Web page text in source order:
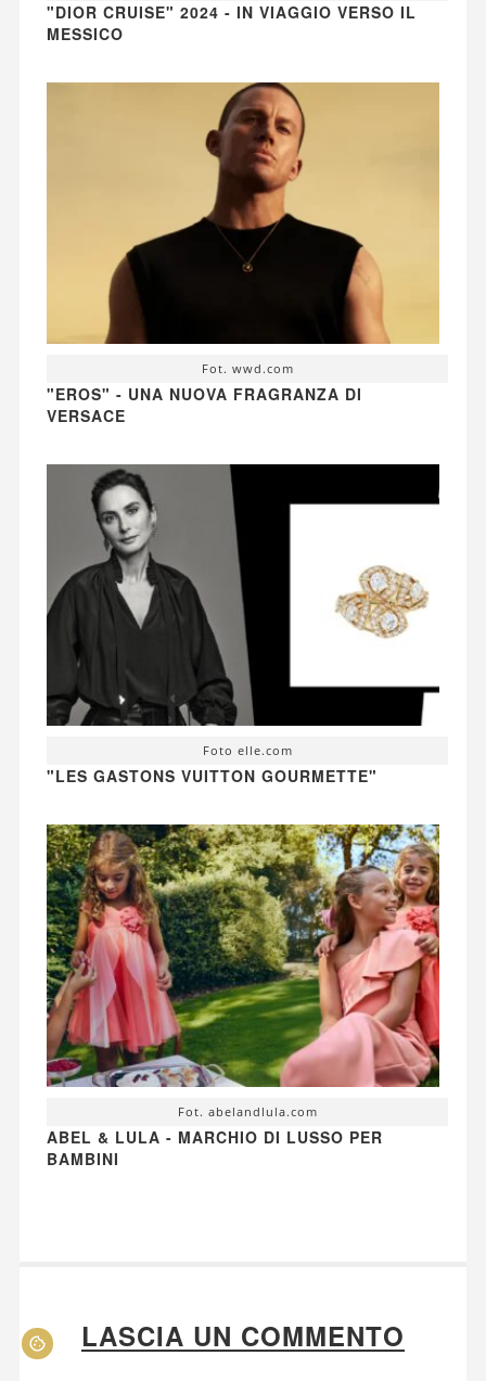
"DIOR CRUISE" 2024 - IN VIAGGIO VERSO IL
MESSICO
Fot. wwd.com
"EROS" - UNA NUOVA FRAGRANZA DI
VERSACE
Foto elle.com
"LES GASTONS VUITTON GOURMETTE"
Fot. abelandlula.com
ABEL & LULA - MARCHIO DI LUSSO PER
BAMBINI
LASCIA UN COMMENTO